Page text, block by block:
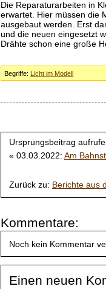
Die Reparaturarbeiten in
erwartet. Hier müssen die
ausgebaut werden. Erst
und die neuen eingesetzt
Drähte schon eine große
Begriffe: Licht im Modell
Ursprungsbeitrag
« 03.03.2022: Am
Zurück zu: Berichte aus
Kommentare:
Noch kein Kommentar
Einen neuen